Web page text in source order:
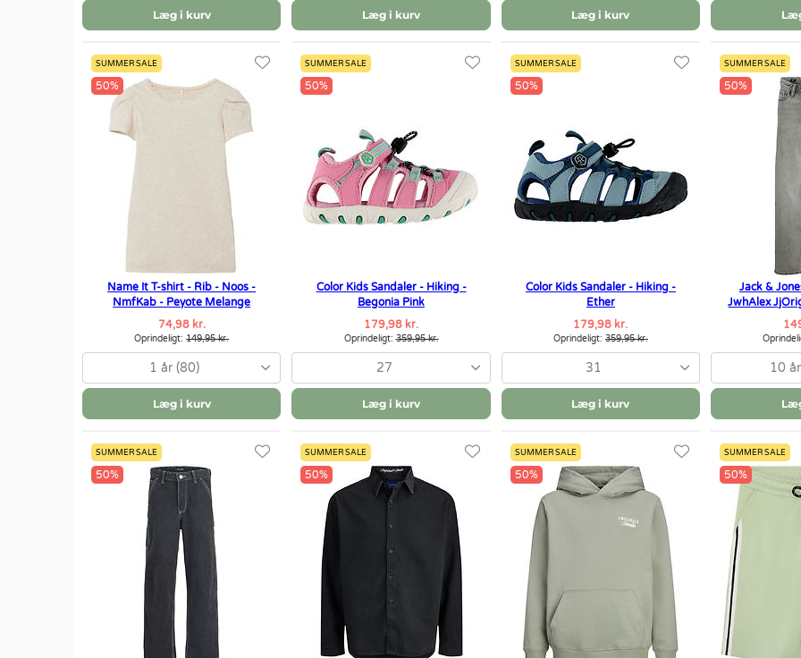
Læg i kurv Læg i kurv Læg i kurv
SUMMER SALE
50%
Name It T-shirt - Rib - Noos -
NmfKab - Peyote Melange
74,98 kr.
Oprindeligt:149,95 kr.
1 år (80)
Læg i kurv
SUMMER SALE
50%
Color Kids Sandaler - Hiking -
Begonia Pink
179,98 kr.
Oprindeligt:359,95 kr.
27
Læg i kurv
SUMMER SALE
50%
Color Kids Sandaler - Hiking -
Ether
179,98 kr.
Oprindeligt: 359,95 kr.
31
Læg i kurv
SUMMER SALE
50%
Jack &
JwhAlex
10
SUMMER SALE
50%
SUMMER SALE
50%
SUMMER SALE
50%
SUMMER SALE
50%